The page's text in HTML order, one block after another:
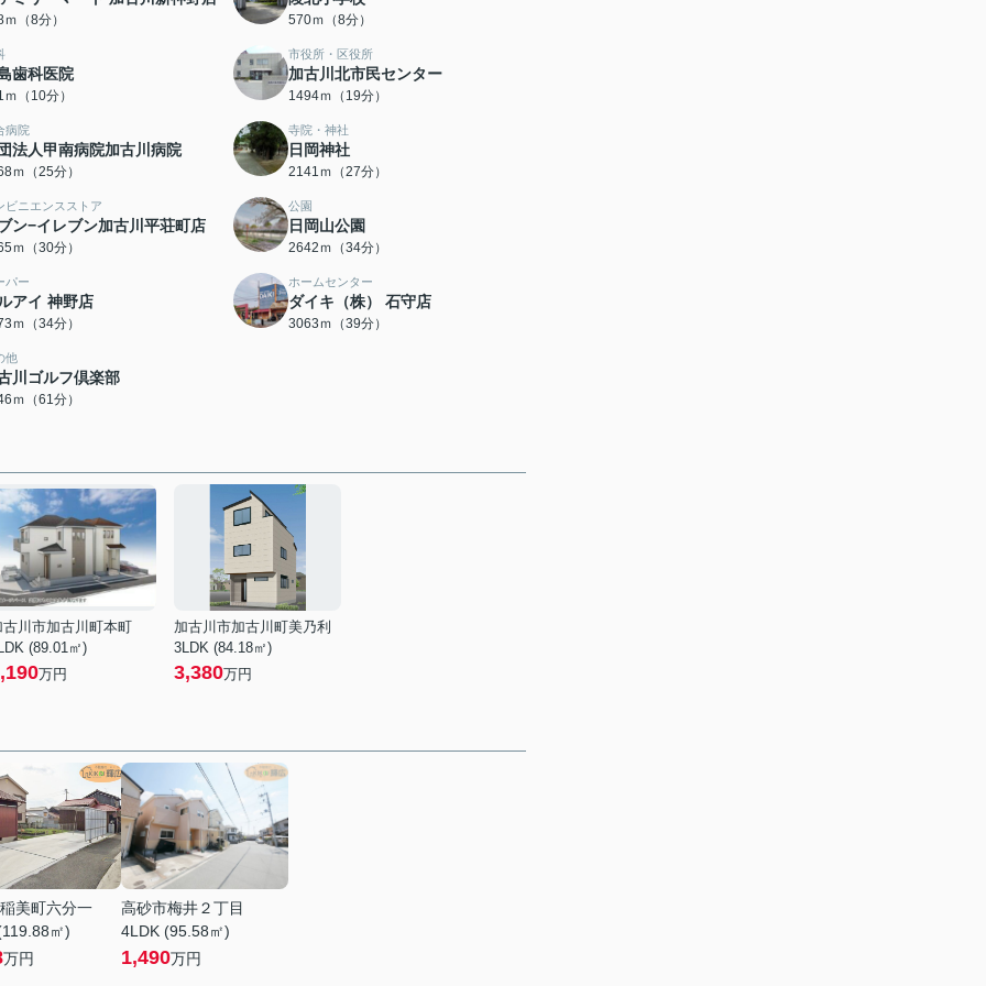
（8分） 570ｍ（8分）
歯科医院
（10分）
市役所・区役所
加古川北市民センター
1494ｍ（19分）
病院
法人甲南病院加古川病院
ｍ（25分）
寺院・神社
日岡神社
2141ｍ（27分）
ビニエンスストア
ン−イレブン加古川平荘町店
ｍ（30分）
公園
日岡山公園
2642ｍ（34分）
パー
アイ 神野店
ｍ（34分）
ホームセンター
ダイキ（株） 石守店
3063ｍ（39分）
他
川ゴルフ倶楽部
ｍ（61分）
古川市加古川町本町
(89.01㎡)
万円
加古川市加古川町美乃利
3LDK (84.18㎡)
3,380万円
美町六分一
㎡)
万円
高砂市梅井２丁目
4LDK (95.58㎡)
1,490万円